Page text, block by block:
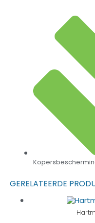
GERELATEERDE